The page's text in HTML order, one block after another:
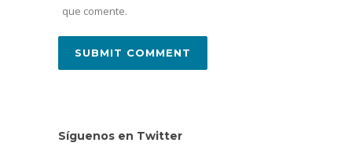
que comente.
Síguenos en Twitter